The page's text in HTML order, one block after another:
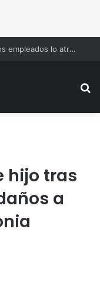
Intentaba asaltar un negocio, pero los empleados lo atraparon en Juárez
hijo tras
a